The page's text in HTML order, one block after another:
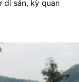
di sản, kỳ quan